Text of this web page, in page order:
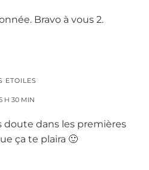
Bravo à vous 2.
ETOILES
H 30 MIN
doute dans les premières
ça te plaira 🙂